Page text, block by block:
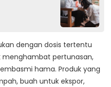
dengan dosis tertentu
menghambat pertunasan,
hama. Produk yang
buah untuk ekspor,